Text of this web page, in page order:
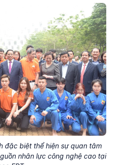
đặc biệt thể hiện sự quan tâm
nhân lực công nghệ cao tại